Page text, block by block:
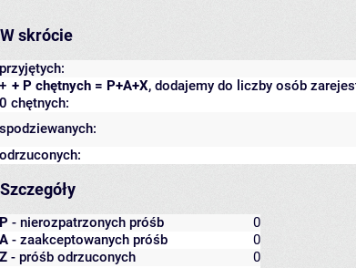
W skrócie
przyjętych:
+ P chętnych = P+A+X, dodajemy do liczby osób
+
0 chętnych:
spodziewanych:
odrzuconych:
Szczegóły
P - nierozpatrzonych próśb
0
A - zaakceptowanych próśb
0
Z - próśb odrzuconych
0